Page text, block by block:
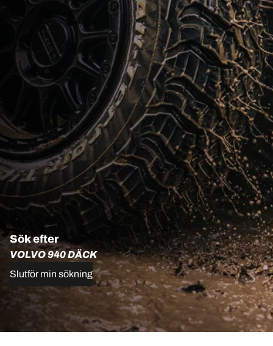
Sök efter
VOLVO 940 DÄCK
Slutför min sökning